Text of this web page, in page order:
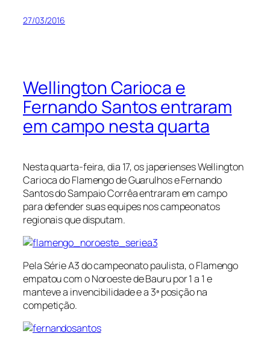
27/03/2016
Wellington Carioca e
Fernando Santos entraram
em campo nesta quarta
Nesta quarta-feira, dia 17, os japerienses Wellington
Carioca do Flamengo de Guarulhos e Fernando
Santos do Sampaio Corrêa entraram em campo
para defender suas equipes nos campeonatos
regionais que disputam.
Pela Série A3 do campeonato paulista, o Flamengo
empatou com o Noroeste de Bauru por 1 a 1 e
manteve a invencibilidade e a 3ª posição na
competição.